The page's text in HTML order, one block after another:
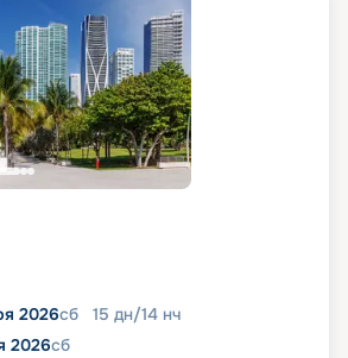
2026сб 15 дн/14 нч
2026сб